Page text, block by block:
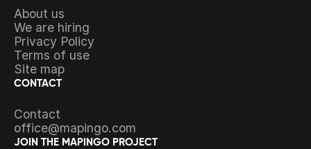
About us
We are hiring
Privacy Policy
Terms of use
Site map
CONTACT
Contact
office@mapingo.com
JOIN THE MAPINGO PROJECT